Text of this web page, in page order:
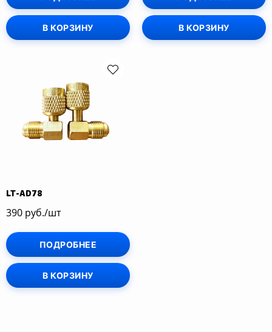
В КОРЗИНУ В КОРЗИНУ
LT-AD78
390 руб./шт
ПОДРОБНЕЕ
В КОРЗИНУ